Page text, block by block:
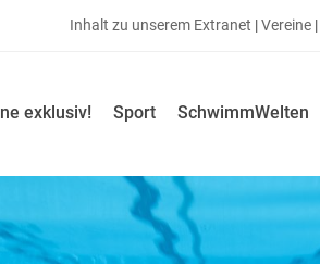
Inhalt zu unserem Extranet |Vereine |
exklusiv! Sport SchwimmWelten